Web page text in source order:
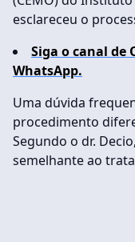
esclareceu o
Siga o canal de
WhatsApp.
Uma dúvida
procedimento
Segundo o dr.
semelhante ao